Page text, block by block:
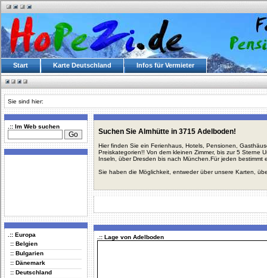
Start Karte Deutschland Infos für Vermieter
Sie sind hier:
.:: Im Web suchen
.:: Europa
:: Belgien
:: Bulgarien
:: Dänemark
:: Deutschland
Suchen Sie Almhütte in 3715 Adelboden!
Hier finden Sie ein Ferienhaus, Hotels, Pensionen,
Preiskategorien!! Von dem kleinen Zimmer, bis zur 5 Sterne
Inseln, über Dresden bis nach München.Für jeden bestimmt
Sie haben die Möglichkeit, entweder über unsere Karten,
.:: Lage von Adelboden